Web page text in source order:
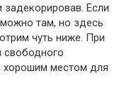
задекорировав. Если
там, но здесь
чуть ниже. При
свободного
хорошим местом для